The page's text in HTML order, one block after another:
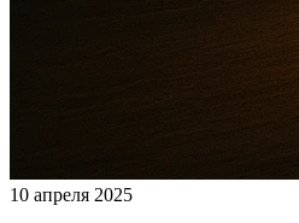
10 апреля 2025